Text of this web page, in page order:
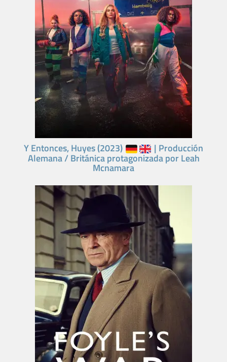
Y Entonces, Huyes (2023) | Producción
Alemana / Británica protagonizada por Leah
Mcnamara